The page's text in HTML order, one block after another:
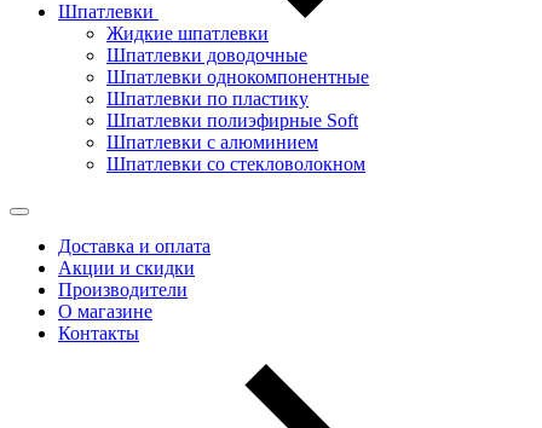
Шпатлевки
Жидкие шпатлевки
Шпатлевки доводочные
Шпатлевки однокомпонентные
Шпатлевки по пластику
Шпатлевки полиэфирные Soft
Шпатлевки с алюминием
Шпатлевки со стекловолокном
Доставка и оплата
Акции и скидки
Производители
О магазине
Контакты